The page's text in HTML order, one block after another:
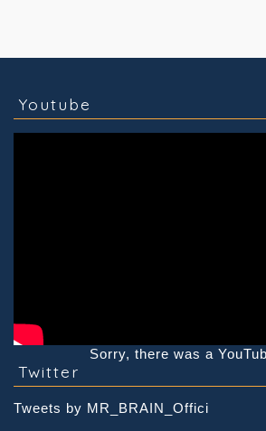
Youtube
Sorry, there was a
Twitter
Tweets by MR_BRAIN_Offici